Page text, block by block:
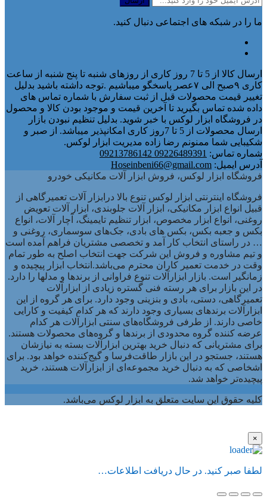
ما را در شبکه های اجتماعی دنبال کنید.
ارسال کالا از 5 تا 7 روز کاری از روزهای شنبه تا پنج شنبه از ساعت
کاری ۹صبح الی ۷عصر پاسخگو میباشیم .توجه داشته باشید بدلیل
تغییر قیمت محصولات قبل از ثبت سفارش با شماره تماس های
داده شده تماس بگیرید تا آخرین قیمت و موجود بودن کالا و محصول
در فروشگاه ابزار لوکس با خبر شوید. بدلیل تنظیم نبودن بازار
ارسال محصولات از 5 تا 7روز کاری امکانپذیر میباشد. از صبر و
شکیبایی شما ممنونم رضا زاده مدیریت ابزار لوکس.
شماره تماس: 09226489391 09213786142
آدرس ایمیل: Hoseinbeni66@gmail.com
فروشگاه ابزار لوکس، فروش ابزار آلات مکانیکی خودرو
فروشگاه اینترنتی ابزار لوکس تنوع بالا درابزار آلات تعمیرگاهی از
قبیل انواع ابزار مکانیکی، ابزار آلات جلوبندی، ابزار آلات تعویض
روغنی، انواع ابزار مخصوص، ابزار تنظیم تایمینگ، آچار آلات، انواع
بکس و جعبه بکس، بکس های بادی، جک‌های سوسماری، روغنی و
… در راستای انتخاب کار آمد و تخصصی مشتریان فراهم آمده است
و تیم مشاوره و فروش این شرکت جهت انتخاب اصلح به طور تمام
وقت در خدمت تعمیر کاران محترم می‌باشد.انتخاب ابزار پیچیده و
زمانگیر است. بازار ابزارآلات تنوع فراوانی از برندها و مدلها را دارد.
در این بازار برای هر رسته فنی گستره زیادی از ابزارآلات
تعمیرگاهی، دستی، بادی و بنزینی وجود دارد. برای هر گروه از این
ابزارآلات برندهای بسیاری وجود دارند که هر کدام کیفیت و کارایی
خاصی دارند. از طرفی فروشگاه‌های سنتی ابزارآلات هر کدام
عرضه کننده گروه محدودی از برندها و گروه‌های محصولات هستند.
برای مشتریانی که دنبال خرید بهترین ابزارآلات بسته به نیازشان
هستند، جستجو در این بازار طاقت‌فرسا و گیج‌کننده خواهد بود. برای
اشخاصی که به دنبال خرید مجموعه‌ای از ابزارآلات هستند، خرید
پیچیده‌تر خواهد شد.
کلیه حقوق این سایت متعلق به ابزار لوکس می‌باشد.
×
لطفا صبر کنید. در حال دریافت اطلاعات…